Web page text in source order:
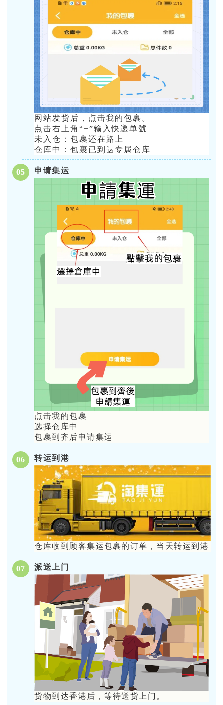
网站发货后，点击我的包裹。
点击右上角“+”输入快递单號
未入仓：包裹还在路上
仓库中：包裹已到达专属仓库
05 申请集运
点击我的包裹
选择仓库中
包裹到齐后申请集运
06 转运到港
仓库收到顾客集运包裹的订单，当天转运到港
07 派送上门
货物到达香港后，等待送货上门。